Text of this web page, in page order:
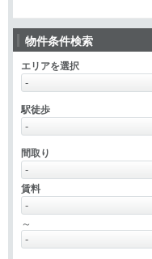
物件条件検索
エリアを選択
駅徒歩
間取り
賃料
～